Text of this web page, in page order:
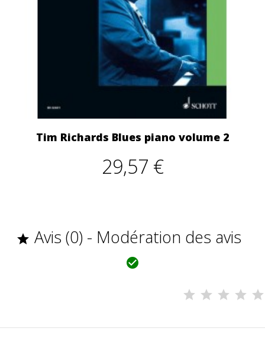
Tim Richards Blues piano volume 2
29,57 €
 Avis (0) - Modération des avis
